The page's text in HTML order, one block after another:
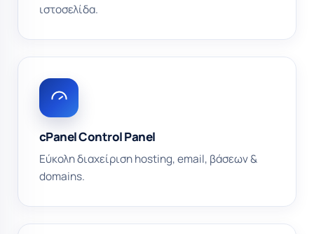
ιστοσελίδα.
cPanel Control Panel
Εύκολη διαχείριση hosting, email, βάσεων &
domains.